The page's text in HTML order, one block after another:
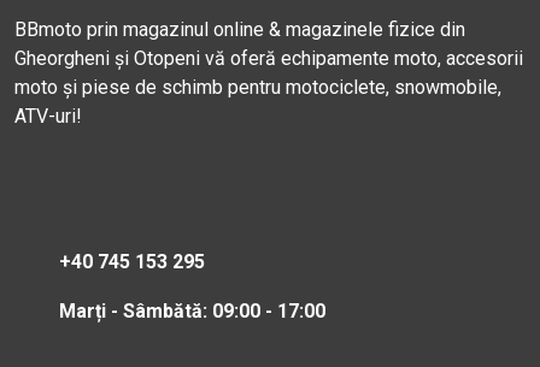
BBmoto prin magazinul online & magazinele fizice din
Gheorgheni și Otopeni vă oferă echipamente moto, accesorii
moto și piese de schimb pentru motociclete, snowmobile,
ATV-uri!
+40 745 153 295
Marți - Sâmbătă: 09:00 - 17:00